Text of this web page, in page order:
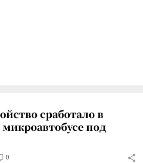
сработало в
под
0